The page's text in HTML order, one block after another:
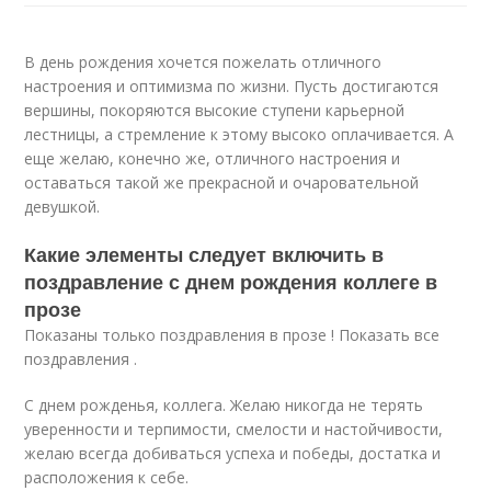
В день рождения хочется пожелать отличного
настроения и оптимизма по жизни. Пусть достигаются
вершины, покоряются высокие ступени карьерной
лестницы, а стремление к этому высоко оплачивается. А
еще желаю, конечно же, отличного настроения и
оставаться такой же прекрасной и очаровательной
девушкой.
Какие элементы следует включить в
поздравление с днем рождения коллеге в
прозе
Показаны только поздравления в прозе ! Показать все
поздравления .
С днем рожденья, коллега. Желаю никогда не терять
уверенности и терпимости, смелости и настойчивости,
желаю всегда добиваться успеха и победы, достатка и
расположения к себе.